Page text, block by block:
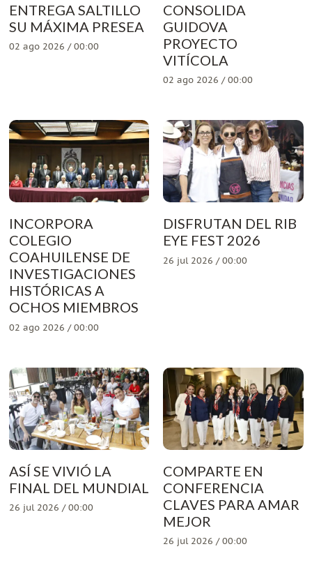
ENTREGA SALTILLO
SU MÁXIMA PRESEA
02 ago 2026 / 00:00
CONSOLIDA
GUIDOVA
PROYECTO
VITÍCOLA
02 ago 2026 / 00:00
INCORPORA
COLEGIO
COAHUILENSE DE
INVESTIGACIONES
HISTÓRICAS A
OCHOS MIEMBROS
02 ago 2026 / 00:00
DISFRUTAN DEL RIB
EYE FEST 2026
26 jul 2026 / 00:00
ASÍ SE VIVIÓ LA
FINAL DEL MUNDIAL
26 jul 2026 / 00:00
COMPARTE EN
CONFERENCIA
CLAVES PARA AMAR
MEJOR
26 jul 2026 / 00:00